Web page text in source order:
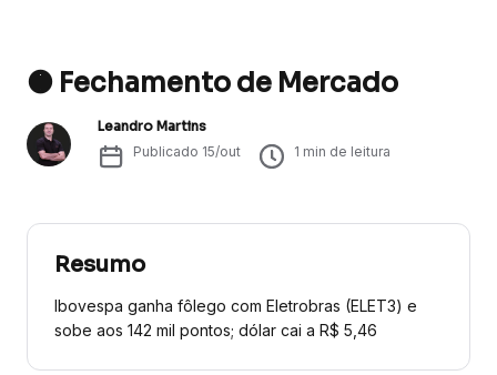
🟠 Fechamento de Mercado
Leandro Martins
Publicado 15/out 1 min de leitura
Resumo
Ibovespa ganha fôlego com Eletrobras (ELET3) e
sobe aos 142 mil pontos; dólar cai a R$ 5,46